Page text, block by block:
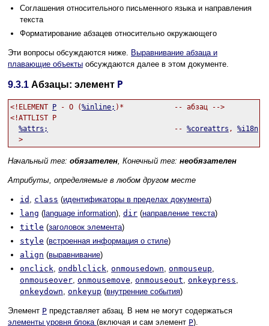
Соглашения относительного письменного языка и направления
текста
Форматирование абзацев относительно окружающего
Эти вопросы обсуждаются ниже. Выравнивание абзаца и
плавающие объекты обсуждаются далее в этом документе.
9.3.1 Абзацы: элемент P
<!ELEMENT P - O (%inline; )*            -- абзац -->
<!ATTLIST P
%attrs;
                              --
%coreattrs , %i18n
Начальный тег: обязателен, Конечный тег: необязателен
Атрибуты, определяемые в любом другом месте
id , class (идентификаторы в пределах документа)
lang ( language information), dir (направление текста)
title (заголовок элемента)
style (встроенная информация о стиле)
align (выравнивание)
onclick, ondblclick, onmousedown, onmouseup,
onmouseover, onmousemove, onmouseout, onkeypress,
onkeydown, onkeyup (внутренние события)
Элемент P представляет абзац. В нем не могут содержаться
элементы уровня блока (включая и сам элемент P).